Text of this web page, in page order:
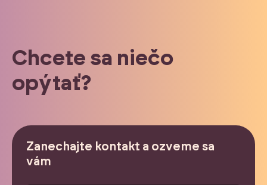
Chcete sa niečo
opýtať?
Zanechajte kontakt a ozveme sa
vám